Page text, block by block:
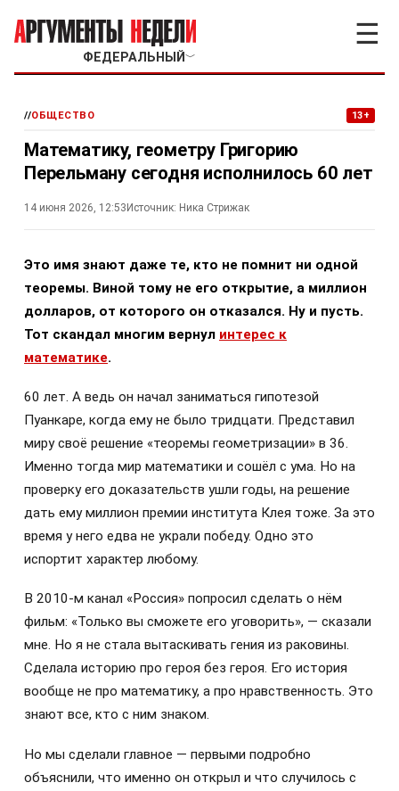
ФЕДЕРАЛЬНЫЙ ﹀
☰
//ОБЩЕСТВО 13+
Математику, геометру Григорию
Перельману сегодня исполнилось 60 лет
14 июня 2026, 12:53 Источник: Ника Стрижак
Это имя знают даже те, кто не помнит ни одной
теоремы. Виной тому не его открытие, а миллион
долларов, от которого он отказался. Ну и пусть.
Тот скандал многим вернул интерес к
математике.
60 лет. А ведь он начал заниматься гипотезой
Пуанкаре, когда ему не было тридцати. Представил
миру своё решение «теоремы геометризации» в 36.
Именно тогда мир математики и сошёл с ума. Но на
проверку его доказательств ушли годы, на решение
дать ему миллион премии института Клея тоже. За это
время у него едва не украли победу. Одно это
испортит характер любому.
В 2010-м канал «Россия» попросил сделать о нём
фильм: «Только вы сможете его уговорить», — сказали
мне. Но я не стала вытаскивать гения из раковины.
Сделала историю про героя без героя. Его история
вообще не про математику, а про нравственность. Это
знают все, кто с ним знаком.
Но мы сделали главное — первыми подробно
объяснили, что именно он открыл и что случилось с